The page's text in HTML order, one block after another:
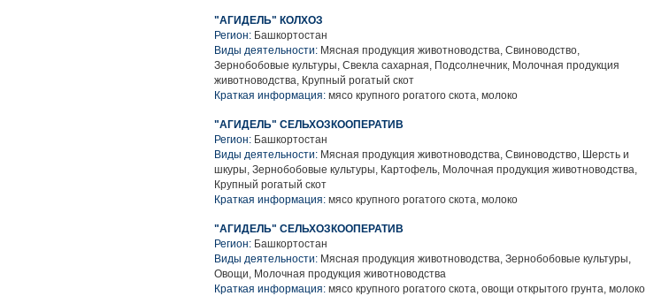
"АГИДЕЛЬ" КОЛХОЗ
Регион: Башкортостан
Виды деятельности: Мясная продукция животноводства, Свиноводство,
Зернобобовые культуры, Свекла сахарная, Подсолнечник, Молочная продукция
животноводства, Крупный рогатый скот
Краткая информация: мясо крупного рогатого скота, молоко
"АГИДЕЛЬ" СЕЛЬХОЗКООПЕРАТИВ
Регион: Башкортостан
Виды деятельности: Мясная продукция животноводства, Свиноводство, Шерсть и
шкуры, Зернобобовые культуры, Картофель, Молочная продукция животноводства,
Крупный рогатый скот
Краткая информация: мясо крупного рогатого скота, молоко
"АГИДЕЛЬ" СЕЛЬХОЗКООПЕРАТИВ
Регион: Башкортостан
Виды деятельности: Мясная продукция животноводства, Зернобобовые культуры,
Овощи, Молочная продукция животноводства
Краткая информация: мясо крупного рогатого скота, овощи открытого грунта, молоко